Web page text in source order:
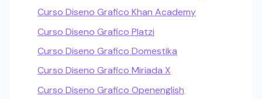
Curso Diseno Grafico Khan Academy
Curso Diseno Grafico Platzi
Curso Diseno Grafico Domestika
Curso Diseno Grafico Miriada X
Curso Diseno Grafico Openenglish